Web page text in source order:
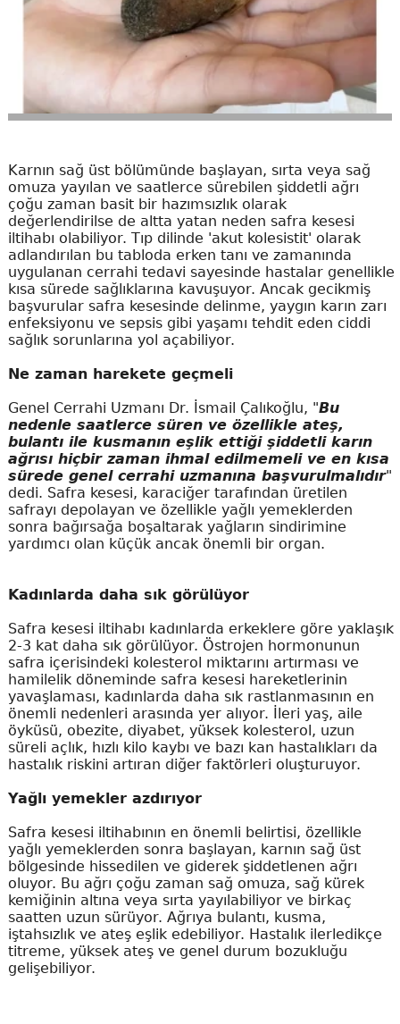
Karnın sağ üst bölümünde başlayan, sırta veya sağ
omuza yayılan ve saatlerce sürebilen şiddetli ağrı
çoğu zaman basit bir hazımsızlık olarak
değerlendirilse de altta yatan neden safra kesesi
iltihabı olabiliyor. Tıp dilinde 'akut kolesistit' olarak
adlandırılan bu tabloda erken tanı ve zamanında
uygulanan cerrahi tedavi sayesinde hastalar genellikle
kısa sürede sağlıklarına kavuşuyor. Ancak gecikmiş
başvurular safra kesesinde delinme, yaygın karın zarı
enfeksiyonu ve sepsis gibi yaşamı tehdit eden ciddi
sağlık sorunlarına yol açabiliyor.
Ne zaman harekete geçmeli
Genel Cerrahi Uzmanı Dr. İsmail Çalıkoğlu, "Bu
nedenle saatlerce süren ve özellikle ateş,
bulantı ile kusmanın eşlik ettiği şiddetli karın
ağrısı hiçbir zaman ihmal edilmemeli ve en kısa
sürede genel cerrahi uzmanına başvurulmalıdır"
dedi. Safra kesesi, karaciğer tarafından üretilen
safrayı depolayan ve özellikle yağlı yemeklerden
sonra bağırsağa boşaltarak yağların sindirimine
yardımcı olan küçük ancak önemli bir organ.
Kadınlarda daha sık görülüyor
Safra kesesi iltihabı kadınlarda erkeklere göre yaklaşık
2-3 kat daha sık görülüyor. Östrojen hormonunun
safra içerisindeki kolesterol miktarını artırması ve
hamilelik döneminde safra kesesi hareketlerinin
yavaşlaması, kadınlarda daha sık rastlanmasının en
önemli nedenleri arasında yer alıyor. İleri yaş, aile
öyküsü, obezite, diyabet, yüksek kolesterol, uzun
süreli açlık, hızlı kilo kaybı ve bazı kan hastalıkları da
hastalık riskini artıran diğer faktörleri oluşturuyor.
Yağlı yemekler azdırıyor
Safra kesesi iltihabının en önemli belirtisi, özellikle
yağlı yemeklerden sonra başlayan, karnın sağ üst
bölgesinde hissedilen ve giderek şiddetlenen ağrı
oluyor. Bu ağrı çoğu zaman sağ omuza, sağ kürek
kemiğinin altına veya sırta yayılabiliyor ve birkaç
saatten uzun sürüyor. Ağrıya bulantı, kusma,
iştahsızlık ve ateş eşlik edebiliyor. Hastalık ilerledikçe
titreme, yüksek ateş ve genel durum bozukluğu
gelişebiliyor.